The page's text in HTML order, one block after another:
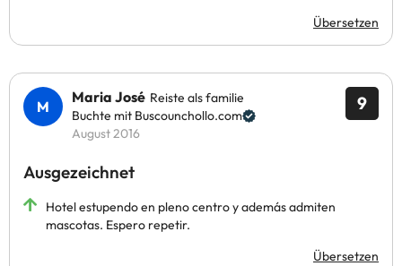
Übersetzen
9
Maria José Reiste als familie
Buchte mit Buscounchollo.com
August 2016
Ausgezeichnet
Hotel estupendo en pleno centro y además admiten
mascotas. Espero repetir.
Übersetzen